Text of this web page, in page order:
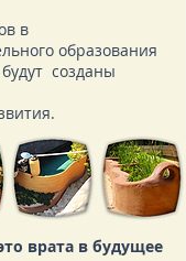
в
образования
созданы
врата в будущее